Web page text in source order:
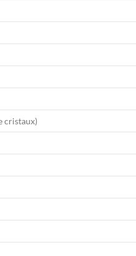
cristaux)